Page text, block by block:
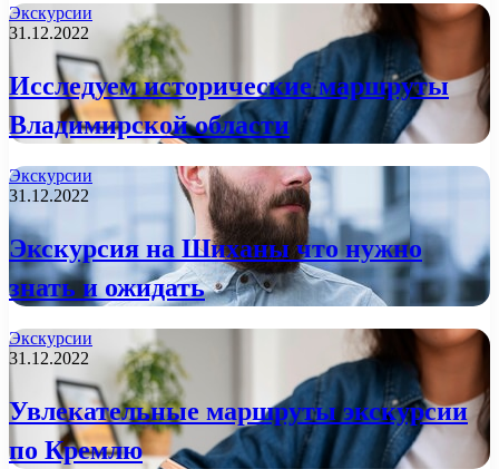
Экскурсии
31.12.2022
Исследуем исторические маршруты
Владимирской области
Экскурсии
31.12.2022
Экскурсия на Шиханы что нужно
знать и ожидать
Экскурсии
31.12.2022
Увлекательные маршруты экскурсии
по Кремлю